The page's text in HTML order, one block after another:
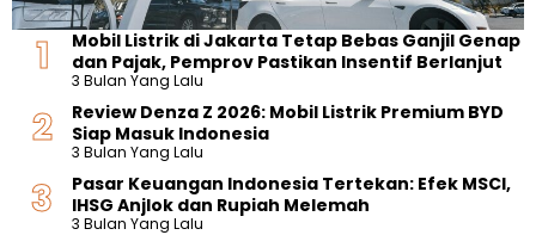
Mobil Listrik di Jakarta Tetap Bebas Ganjil Genap
dan Pajak, Pemprov Pastikan Insentif Berlanjut
3 Bulan Yang Lalu
Review Denza Z 2026: Mobil Listrik Premium BYD
Siap Masuk Indonesia
3 Bulan Yang Lalu
Pasar Keuangan Indonesia Tertekan: Efek MSCI,
IHSG Anjlok dan Rupiah Melemah
3 Bulan Yang Lalu